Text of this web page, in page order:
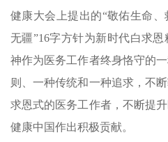
健康大会上提出的“敬佑生命
无疆”16字方针为新时代白求
神作为医务工作者终身恪守的
则、一种传统和一种追求，不
求恩式的医务工作者，不断提
健康中国作出积极贡献。